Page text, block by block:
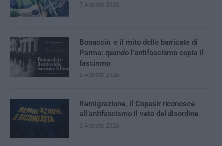
7 Agosto 2026
Bonaccini e il mito delle barricate di
Parma: quando l’antifascismo copia il
fascismo
6 Agosto 2026
Remigrazione, il Copasir riconosce
all’antifascismo il veto del disordine
6 Agosto 2026